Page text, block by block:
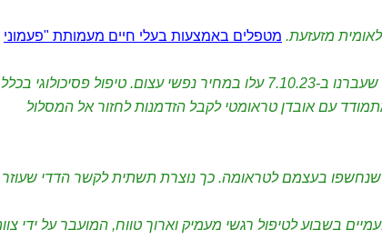
מזעזעת. מטפלים באמצעות בעלי חיים מעמותת "פעמוני
נפשי עצום.
טיפול פסיכולוגי
עם אובדן טראומטי לקבל הזדמנות לחזור אל המסלול
שנחשפו בעצמם לטראומה. כך נוצרת תשתית לקשר הדדי שעוזר
בשבוע לטיפול רגשי מעמיק וארוך טווח, המועבר על ידי